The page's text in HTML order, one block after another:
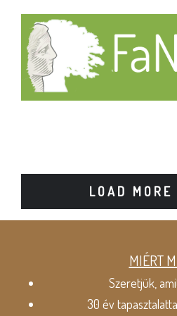
LOAD MORE
MIÉRT
Szeretjük,
30 év